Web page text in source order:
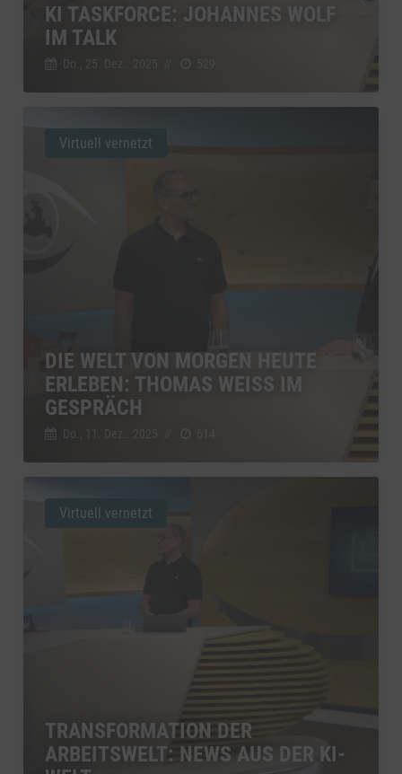
KI TASKFORCE: JOHANNES WOLF
IM TALK
Do., 25. Dez.. 2025
DIE WELT VON MORGEN HEUTE
ERLEBEN: THOMAS WEISS IM
GESPRÄCH
Do., 11. Dez.. 2025
Virtuell vernetzt
TRANSFORMATION DER
ARBEITSWELT: NEWS AUS DER KI-
Virtuell vernetzt